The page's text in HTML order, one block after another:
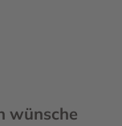
wünsche